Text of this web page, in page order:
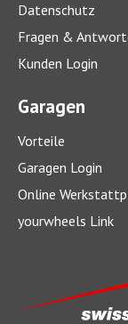
Datenschutz
Fragen &
Kunden Login
Garagen
Vorteile
Garagen Login
Online
yourwheels Link